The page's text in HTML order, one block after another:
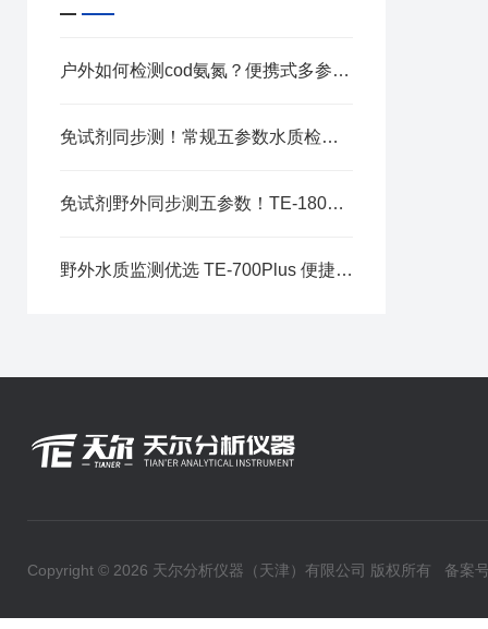
户外如何检测cod氨氮？便携式多参数检测仪帮你轻松实现
免试剂同步测！常规五参数水质检测仪适配水厂、水产全场景野外巡测
免试剂野外同步测五参数！TE-1800 手持式水质检测仪赋能流域外勤巡测
野外水质监测优选 TE-700Plus 便捷式水质检测仪器技术解析
Copyright © 2026 天尔分析仪器（天津）有限公司 版权所有 备案